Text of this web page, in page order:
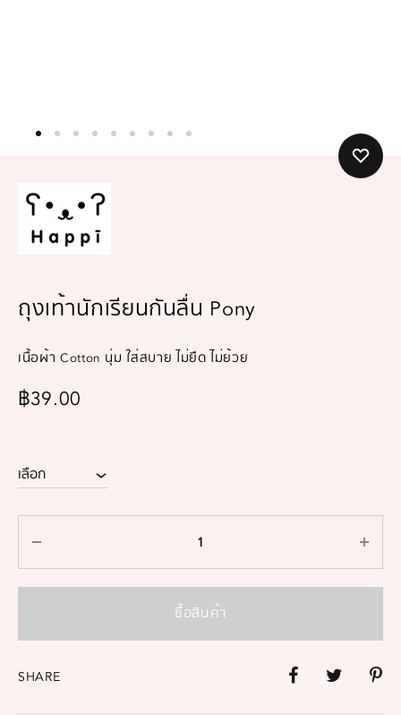
ถุงเท้านักเรียนกันลื่น Pony
เนื้อผ้า Cotton นุ่ม ใส่สบาย ไม่ยืด ไม่ย้วย
฿39.00
ซื้อสินค้า
SHARE